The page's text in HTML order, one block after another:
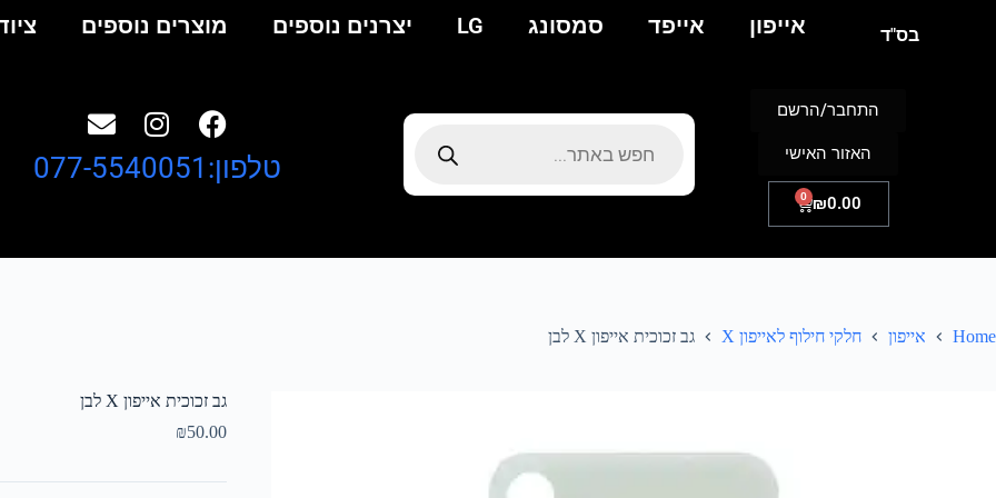
אייפון אייפד סמסונג LG יצרנים נוספים מוצרים נוספים בס"ד
₪0.00
0
התחבר/הרשם
האזור האישי טלפון:077-5540051
Home אייפון חלקי חילוף לאייפון X גב זכוכית אייפון X לבן
גב זכוכית אייפון X לבן
₪50.00